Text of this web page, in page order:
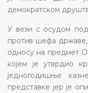
демократском
У вези с осудом
против шефа државе,
односу на предмет
којем је утврдио
једногодишње
представке јер је